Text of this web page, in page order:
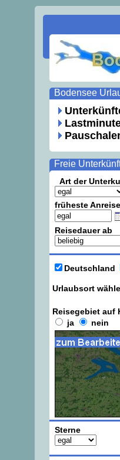
Bodensee
Art der
früheste Anreise
Reisedauer ab
Urlaubsort
Deutschland
Reisegebiet auf
ja
nein
Sterne
Freie